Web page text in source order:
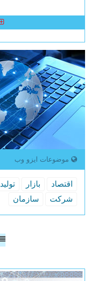
موضوعات ایزو وب
اقتصاد بازار تولید
شركت
سازمان